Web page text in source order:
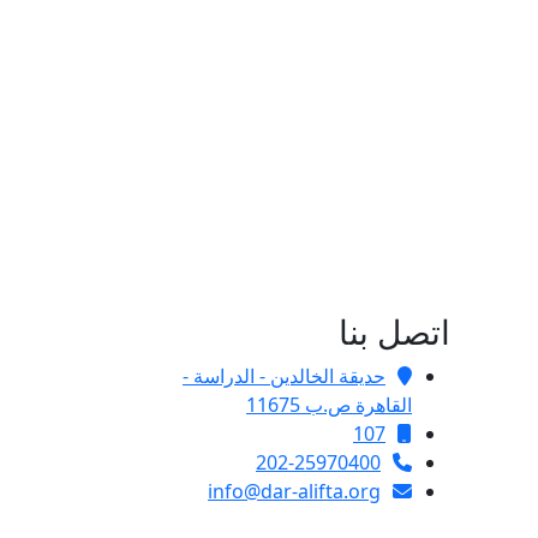
اتصل بنا
حديقة الخالدين - الدراسة -
القاهرة ص.ب 11675
107
202-25970400
info@dar-alifta.org